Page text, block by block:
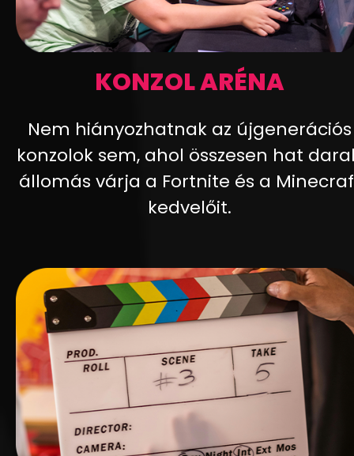
KONZOL ARÉNA
Nem hiányozhatnak az újgenerációs
konzolok sem, ahol összesen hat
állomás várja a Fortnite és a
kedvelőit.